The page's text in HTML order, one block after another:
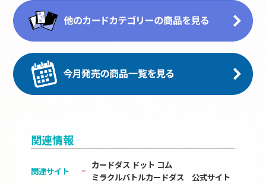
関連情報
関連サイト
カードダス ドット コム
ミラクルバトルカードダス 公式サイト